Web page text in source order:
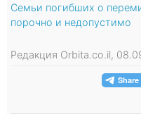
Семьи погибших о
порочно и недопустимо
Редакция Orbita.co.il,